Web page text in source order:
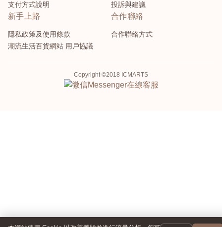
支付方式說明
投訴與建議
新手上路
隱私政策及使用條款
潮流生活百貨網站 用戶協議
合作聯絡
合作聯絡方式
Copyright ©2018 ICMARTS
Messenger在線客服